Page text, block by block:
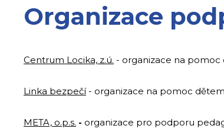
Organizace
Centrum Locika, z.ú. - organizace na
Linka bezpečí- organizace na pomoc
META, o.p.s. - organizace pro podporu